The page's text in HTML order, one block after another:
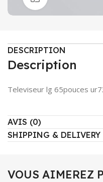
DESCRIPTION
Description
Televiseur lg 65pouces
AVIS (0)
SHIPPING & DELIVERY
VOUS AIMEREZ